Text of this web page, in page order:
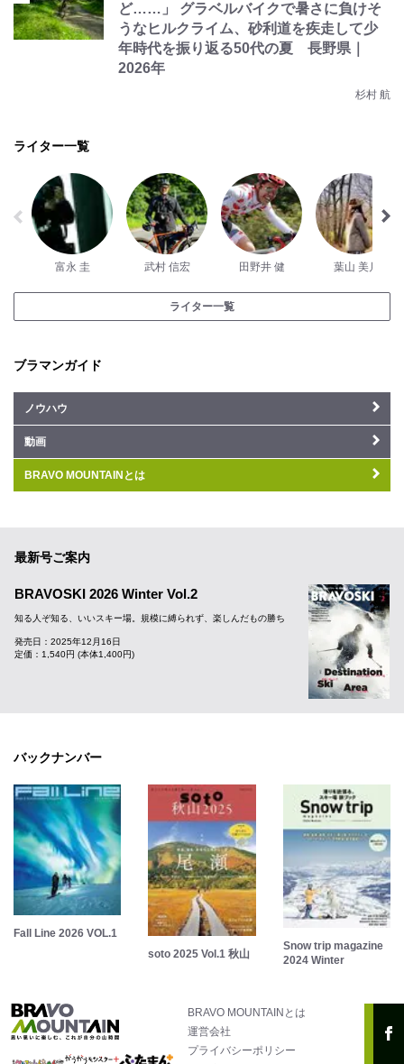
ど……」 グラベルバイクで暑さに負けそ
うなヒルクライム、砂利道を疾走して少
年時代を振り返る50代の夏 長野県｜
2026年
杉村 航
ライター一覧
富永 圭 武村 信宏 田野井 健 葉山 美月
ライター一覧
ブラマンガイド
ノウハウ
動画
BRAVO MOUNTAINとは
最新号ご案内
BRAVOSKI 2026 Winter Vol.2
知る人ぞ知る、いいスキー場。規模に縛られず、楽しんだもの勝ち
発売日：2025年12月16日
定価：1,540円 (本体1,400円)
バックナンバー
Fall Line 2026 VOL.1
soto 2025 Vol.1 秋山
Snow trip magazine
2024 Winter
BRAVO MOUNTAINとは
運営会社
プライバシーポリシー